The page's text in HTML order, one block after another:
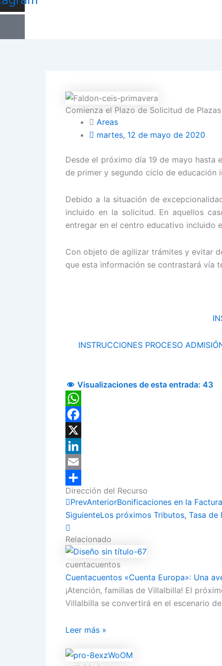
Comienza el Plazo de Solicitud de
Areas
martes, 12 de mayo de 2020
Desde el próximo día 19 de mayo hasta
de primer y segundo ciclo de educación
Debido a la situación de
incluido en la solicitud. En aquellos
entregar en el centro educativo incluido
Con objeto de agilizar trámites y evitar
que esta información se contrastará vía
INSTRUCCIONES PROCESO
Visualizaciones de esta entrada: 43
WhatsApp
Facebook
X
LinkedIn
Email
Compartir
Dirección del Recurso
PrevAnteriorBonificaciones en la
SiguienteLos próximos Tributos, Tasa de
Relacionado
cuentacuentos
Cuentacuentos «Cuenta Europa»: Una
¡Atención, familias de Villalbilla! El
Villalbilla se convertirá en el escenario de
Leer más »